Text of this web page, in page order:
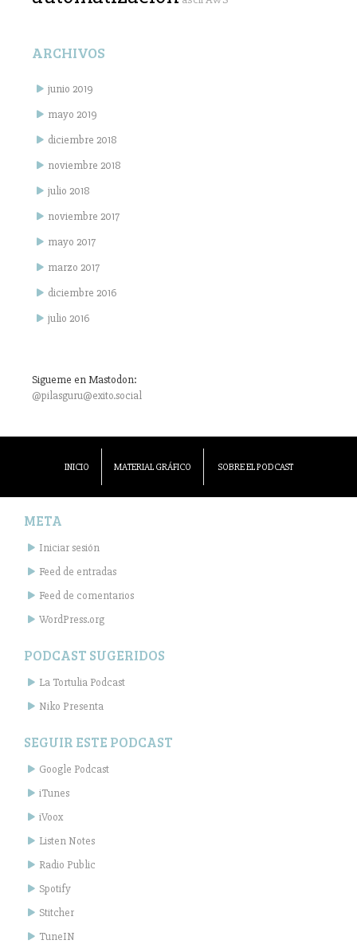
ARCHIVOS
junio 2019
mayo 2019
diciembre 2018
noviembre 2018
julio 2018
noviembre 2017
mayo 2017
marzo 2017
diciembre 2016
julio 2016
Sigueme en Mastodon:
@pilasguru@exito.social
INICIO MATERIAL GRÁFICO SOBRE EL PODCAST
META
Iniciar sesión
Feed de entradas
Feed de comentarios
WordPress.org
PODCAST SUGERIDOS
La Tortulia Podcast
Niko Presenta
SEGUIR ESTE PODCAST
Google Podcast
iTunes
iVoox
Listen Notes
Radio Public
Spotify
Stitcher
TuneIN